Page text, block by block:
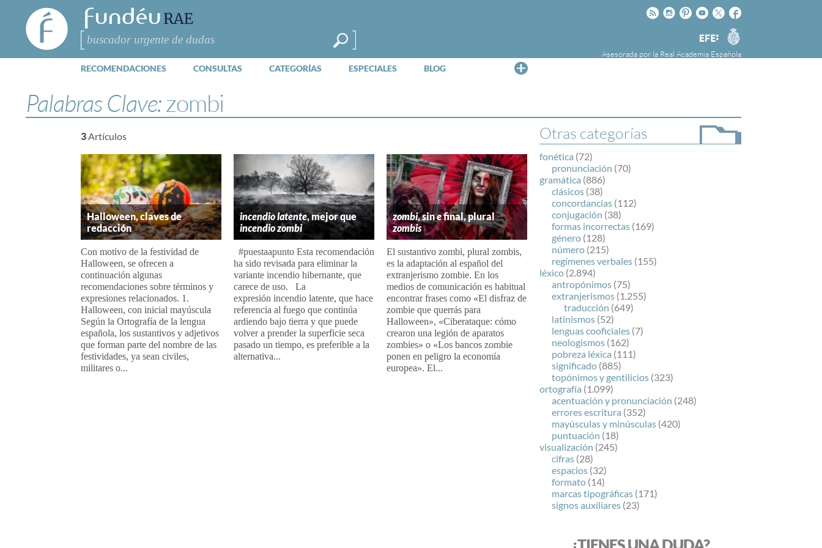
FundéuRAE
- Fundación
del Español
Urgente
Buscar
Facebook
Twitter
Youtube
Pinteres
Instagram
Rss
Agencia
EFE
Asesorada por la Real Academia Española
RECOMENDACIONES CONSULTAS CATEGORÍAS ESPECIALES BLOG
la Agencia Efe y la Real Academia Española,
cuyo objetivo es colaborar con el buen uso del
español en los medios de comunicación y en
Internet.
Palabras Clave:zombi
Otras categorías
fonética (72)
pronunciación (70)
gramática (886)
clásicos (38)
concordancias (112)
conjugación (38)
formas incorrectas (169)
género (128)
número (215)
regímenes verbales (155)
léxico (2.894)
antropónimos (75)
extranjerismos (1.255)
traducción (649)
latinismos (52)
lenguas cooficiales (7)
neologismos (162)
pobreza léxica (111)
significado (885)
topónimos y gentilicios (323)
ortografía (1.099)
acentuación y pronunciación (248)
errores escritura (352)
mayúsculas y minúsculas (420)
puntuación (18)
visualización (245)
cifras (28)
espacios (32)
formato (14)
marcas tipográficas (171)
signos auxiliares (23)
3Artículos
Halloween, claves de
redacción
Con motivo de la festividad de
Halloween, se ofrecen a
continuación algunas
recomendaciones sobre términos y
expresiones relacionados. 1.
Halloween, con inicial mayúscula
Según la Ortografía de la lengua
española, los sustantivos y adjetivos
que forman parte del nombre de las
festividades, ya sean civiles,
militares o...
incendio latente, mejor que
incendio zombi
#puestaapunto Esta recomendación
ha sido revisada para eliminar la
variante incendio hibernante, que
carece de uso. La
expresión incendio latente, que hace
referencia al fuego que continúa
ardiendo bajo tierra y que puede
volver a prender la superficie seca
pasado un tiempo, es preferible a la
alternativa...
zombi, sinefinal, plural
zombis
El sustantivo zombi, plural zombis,
es la adaptación al español del
extranjerismo zombie. En los
medios de comunicación es habitual
encontrar frases como «El disfraz de
zombie que querrás para
Halloween», «Ciberataque: cómo
crearon una legión de aparatos
zombies» o «Los bancos zombie
ponen en peligro la economía
europea». El...
¿TIENES UNA DUDA?